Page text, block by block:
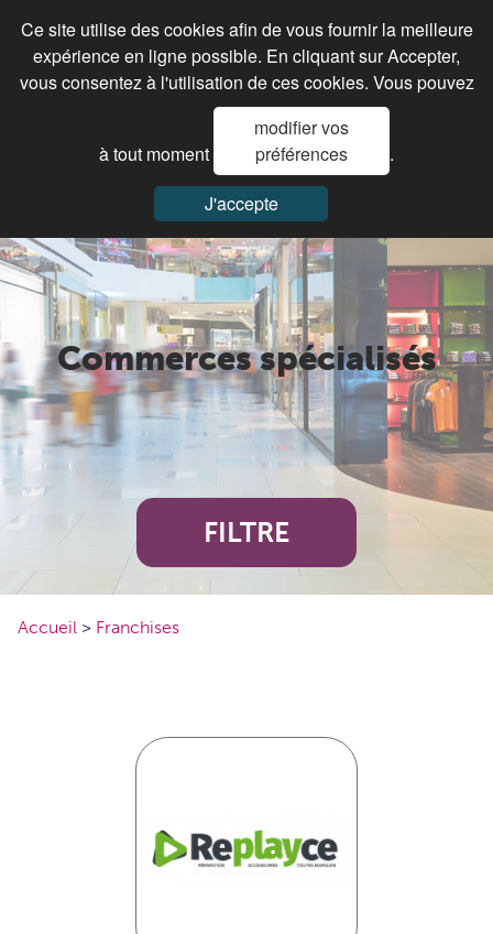
Commerces spécialisés
FILTRE
Accueil > Franchises
Ce site utilise des cookies afin de vous fournir la meilleure
expérience en ligne possible. En cliquant sur Accepter,
vous consentez à l'utilisation de ces cookies. Vous pouvez
à tout moment
modifier vos
préférences
.
J'accepte